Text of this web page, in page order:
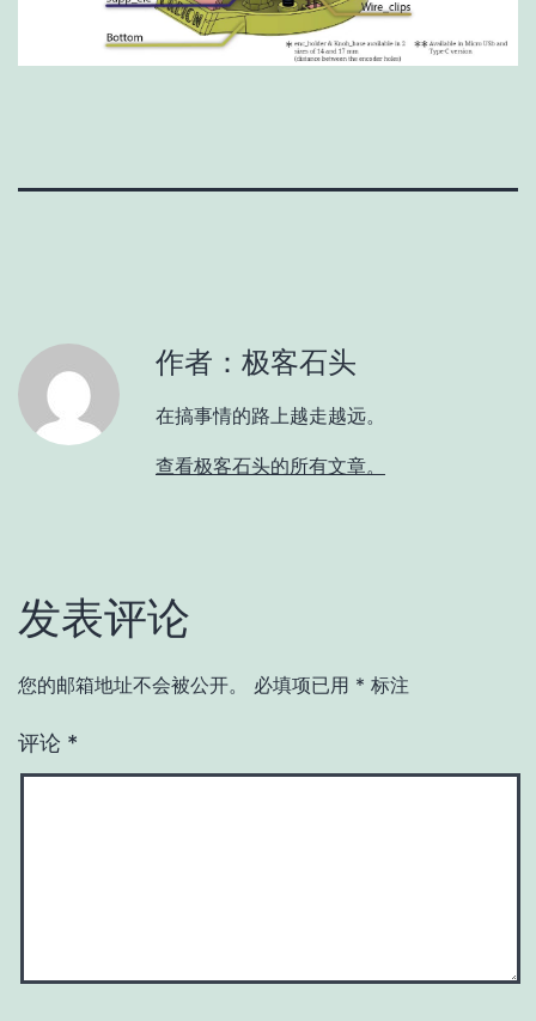
作者：极客石头
在搞事情的路上越走越远。
查看极客石头的所有文章。
发表评论
您的邮箱地址不会被公开。 必填项已用 * 标注
评论 *